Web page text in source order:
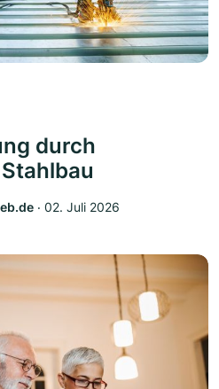
durch
‧ 02. Juli 2026